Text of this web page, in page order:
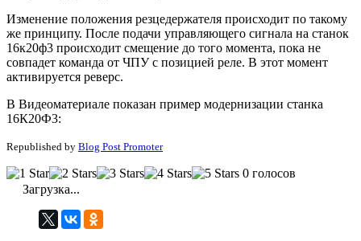
Изменение положения резцедержателя происходит по такому
же принципу. После подачи управляющего сигнала на станок
16к20ф3 происходит смещение до того момента, пока не
совпадет команда от ЧПУ с позицией реле. В этот момент
активируется реверс.
В Видеоматериале показан пример модернизации станка
16К20Ф3:
Republished by Blog Post Promoter
0 голосов
Загрузка...